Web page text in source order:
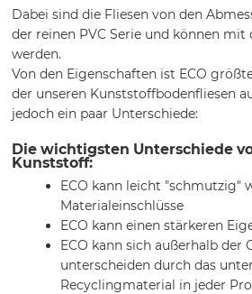
Dabei sind die Fliesen von den
der reinen PVC Serie und können
werden.
Von den Eigenschaften ist ECO
der unseren Kunststoffbodenfliesen
jedoch ein paar Unterschiede:
Die wichtigsten Unterschiede
Kunststoff:
ECO kann leicht "schmutzig"
Materialeinschlüsse
ECO kann einen stärkeren
ECO kann sich außerhalb der
unterscheiden durch das
Recyclingmaterial in jeder